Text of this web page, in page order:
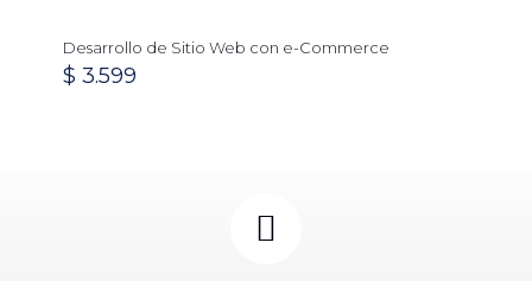
Desarrollo de Sitio Web con e-Commerce
$ 3.599